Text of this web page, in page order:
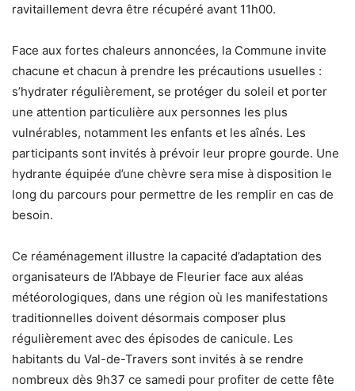
ravitaillement devra être récupéré avant 11h00.
Face aux fortes chaleurs annoncées, la Commune invite
chacune et chacun à prendre les précautions usuelles :
s’hydrater régulièrement, se protéger du soleil et porter
une attention particulière aux personnes les plus
vulnérables, notamment les enfants et les aînés. Les
participants sont invités à prévoir leur propre gourde. Une
hydrante équipée d’une chèvre sera mise à disposition le
long du parcours pour permettre de les remplir en cas de
besoin.
Ce réaménagement illustre la capacité d’adaptation des
organisateurs de l’Abbaye de Fleurier face aux aléas
météorologiques, dans une région où les manifestations
traditionnelles doivent désormais composer plus
régulièrement avec des épisodes de canicule. Les
habitants du Val-de-Travers sont invités à se rendre
nombreux dès 9h37 ce samedi pour profiter de cette fête